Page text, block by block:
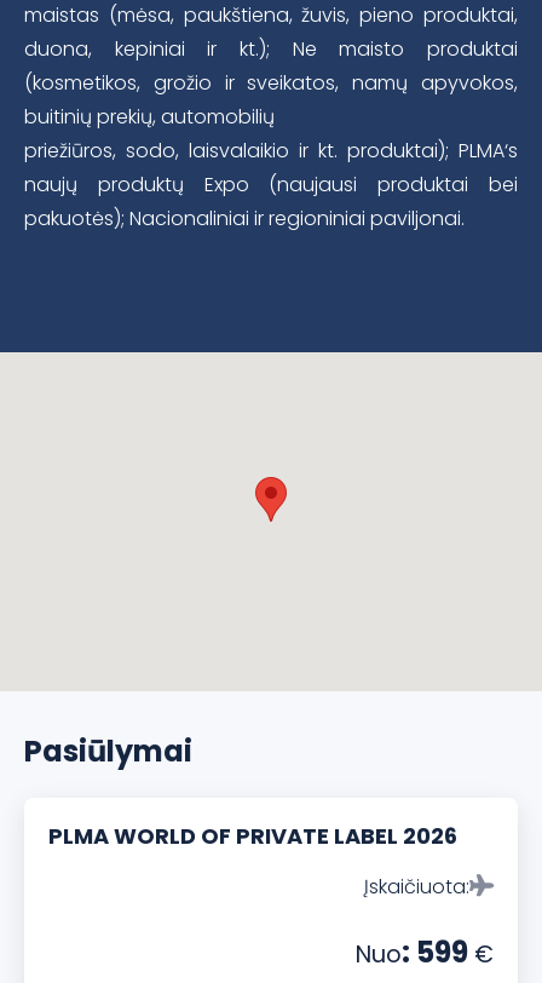
maistas (mėsa, paukštiena, žuvis, pieno produktai,
duona, kepiniai ir kt.); Ne maisto produktai
(kosmetikos, grožio ir sveikatos, namų apyvokos,
buitinių prekių, automobilių
priežiūros, sodo, laisvalaikio ir kt. produktai); PLMA‘s
naujų produktų Expo (naujausi produktai bei
pakuotės); Nacionaliniai ir regioniniai paviljonai.
Pasiūlymai
PLMA WORLD OF PRIVATE LABEL 2026
Įskaičiuota:
Nuo: 599 €